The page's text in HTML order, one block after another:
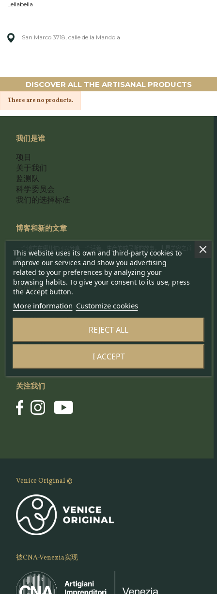
Lellabella
San Marco 3718, calle de la Mandola
DISCOVER ALL THE ARTISANAL PRODUCTS
There are no products.
我们是谁
项目
关于我们
监测队
科学委员会
我们的选择标准
博客和新的文章
实用工具
联系我们
隐私政策
关注我们
Venice Original ©
被CNA-Venezia实现
This website uses its own and third-party cookies to
improve our services and show you advertising
related to your preferences by analyzing your
browsing habits. To give your consent to its use, press
the Accept button.
More information Customize cookies
REJECT ALL
I ACCEPT